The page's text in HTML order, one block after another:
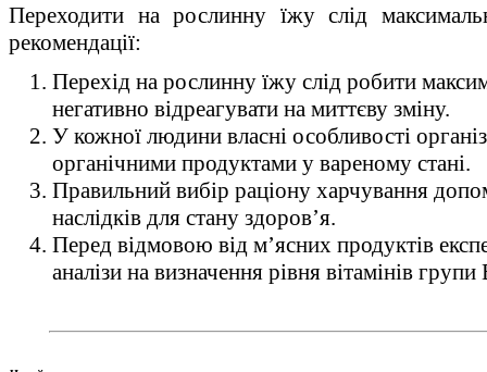
Переходити на рослинну їжу слід
рекомендації:
Перехід на рослинну їжу слід робити
негативно відреагувати на миттєву зміну.
У кожної людини власні особливості
органічними продуктами у вареному стані.
Правильний вибір раціону харчування
наслідків для стану здоров’я.
Перед відмовою від м’ясних продуктів
аналізи на визначення рівня вітамінів